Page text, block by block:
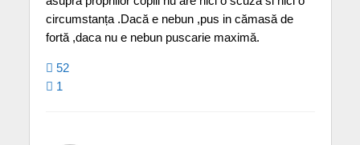
circumstanța .Dacă e nebun ,pus in cămasă de
fortă ,daca nu e nebun puscarie maximă.
52
1